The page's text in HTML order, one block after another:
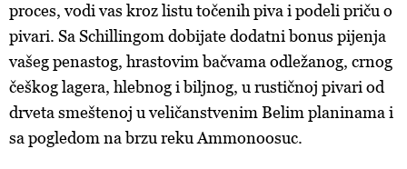
proces, vodi vas kroz listu točenih piva i podeli priču o
pivari. Sa Schillingom dobijate dodatni bonus pijenja
vašeg penastog, hrastovim bačvama odležanog, crnog
češkog lagera, hlebnog i biljnog, u rustičnoj pivari od
drveta smeštenoj u veličanstvenim Belim planinama i
sa pogledom na brzu reku Ammonoosuc.